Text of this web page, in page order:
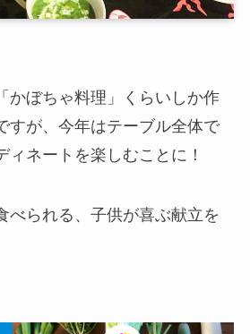
かぼちゃ料理」くらいしか作
すが、今年はテーブル全体で
ィネートを楽しむことに！
べられる、子供が喜ぶ献立を